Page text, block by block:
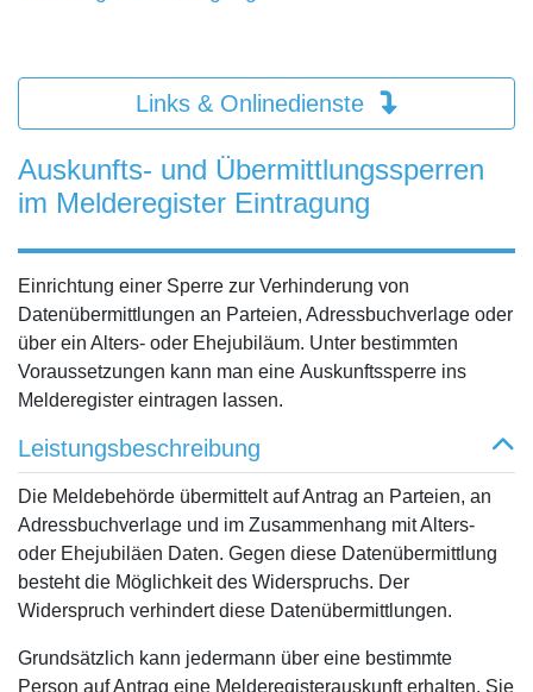
Links & Onlinedienste
Auskunfts- und Übermittlungssperren
im Melderegister Eintragung
Einrichtung einer Sperre zur Verhinderung von
Datenübermittlungen an Parteien, Adressbuchverlage oder
über ein Alters- oder Ehejubiläum. Unter bestimmten
Voraussetzungen kann man eine Auskunftssperre ins
Melderegister eintragen lassen.
Leistungsbeschreibung
Die Meldebehörde übermittelt auf Antrag an Parteien, an
Adressbuchverlage und im Zusammenhang mit Alters-
oder Ehejubiläen Daten. Gegen diese Datenübermittlung
besteht die Möglichkeit des Widerspruchs. Der
Widerspruch verhindert diese Datenübermittlungen.
Grundsätzlich kann jedermann über eine bestimmte
Person auf Antrag eine Melderegisterauskunft erhalten. Sie